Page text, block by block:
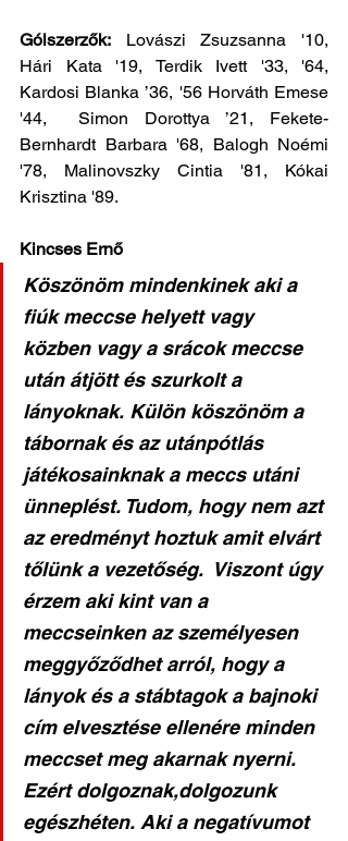
Gólszerzők: Lovászi Zsuzsanna '10,
Hári Kata '19, Terdik Ivett '33, '64,
Kardosi Blanka ’36, '56 Horváth Emese
'44,  Simon Dorottya ’21, Fekete-
Bernhardt Barbara '68, Balogh Noémi
'78, Malinovszky Cintia '81, Kókai
Krisztina '89.
Kincses Ernő
Köszönöm mindenkinek aki a
fiúk meccse helyett vagy
közben vagy a srácok meccse
után átjött és szurkolt a
lányoknak. Külön köszönöm a
tábornak és az utánpótlás
játékosainknak a meccs utáni
ünneplést. Tudom, hogy nem azt
az eredményt hoztuk amit elvárt
tőlünk a vezetőség.  Viszont úgy
érzem aki kint van a
meccseinken az személyesen
meggyőződhet arról, hogy a
lányok és a stábtagok a bajnoki
cím elvesztése ellenére minden
meccset meg akarnak nyerni.
Ezért dolgoznak,dolgozunk
egészhéten. Aki a negatívumot